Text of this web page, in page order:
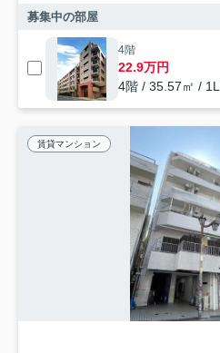
募集中の部屋
4階
22.9万円
4階 / 35.57㎡ /
賃貸マンション